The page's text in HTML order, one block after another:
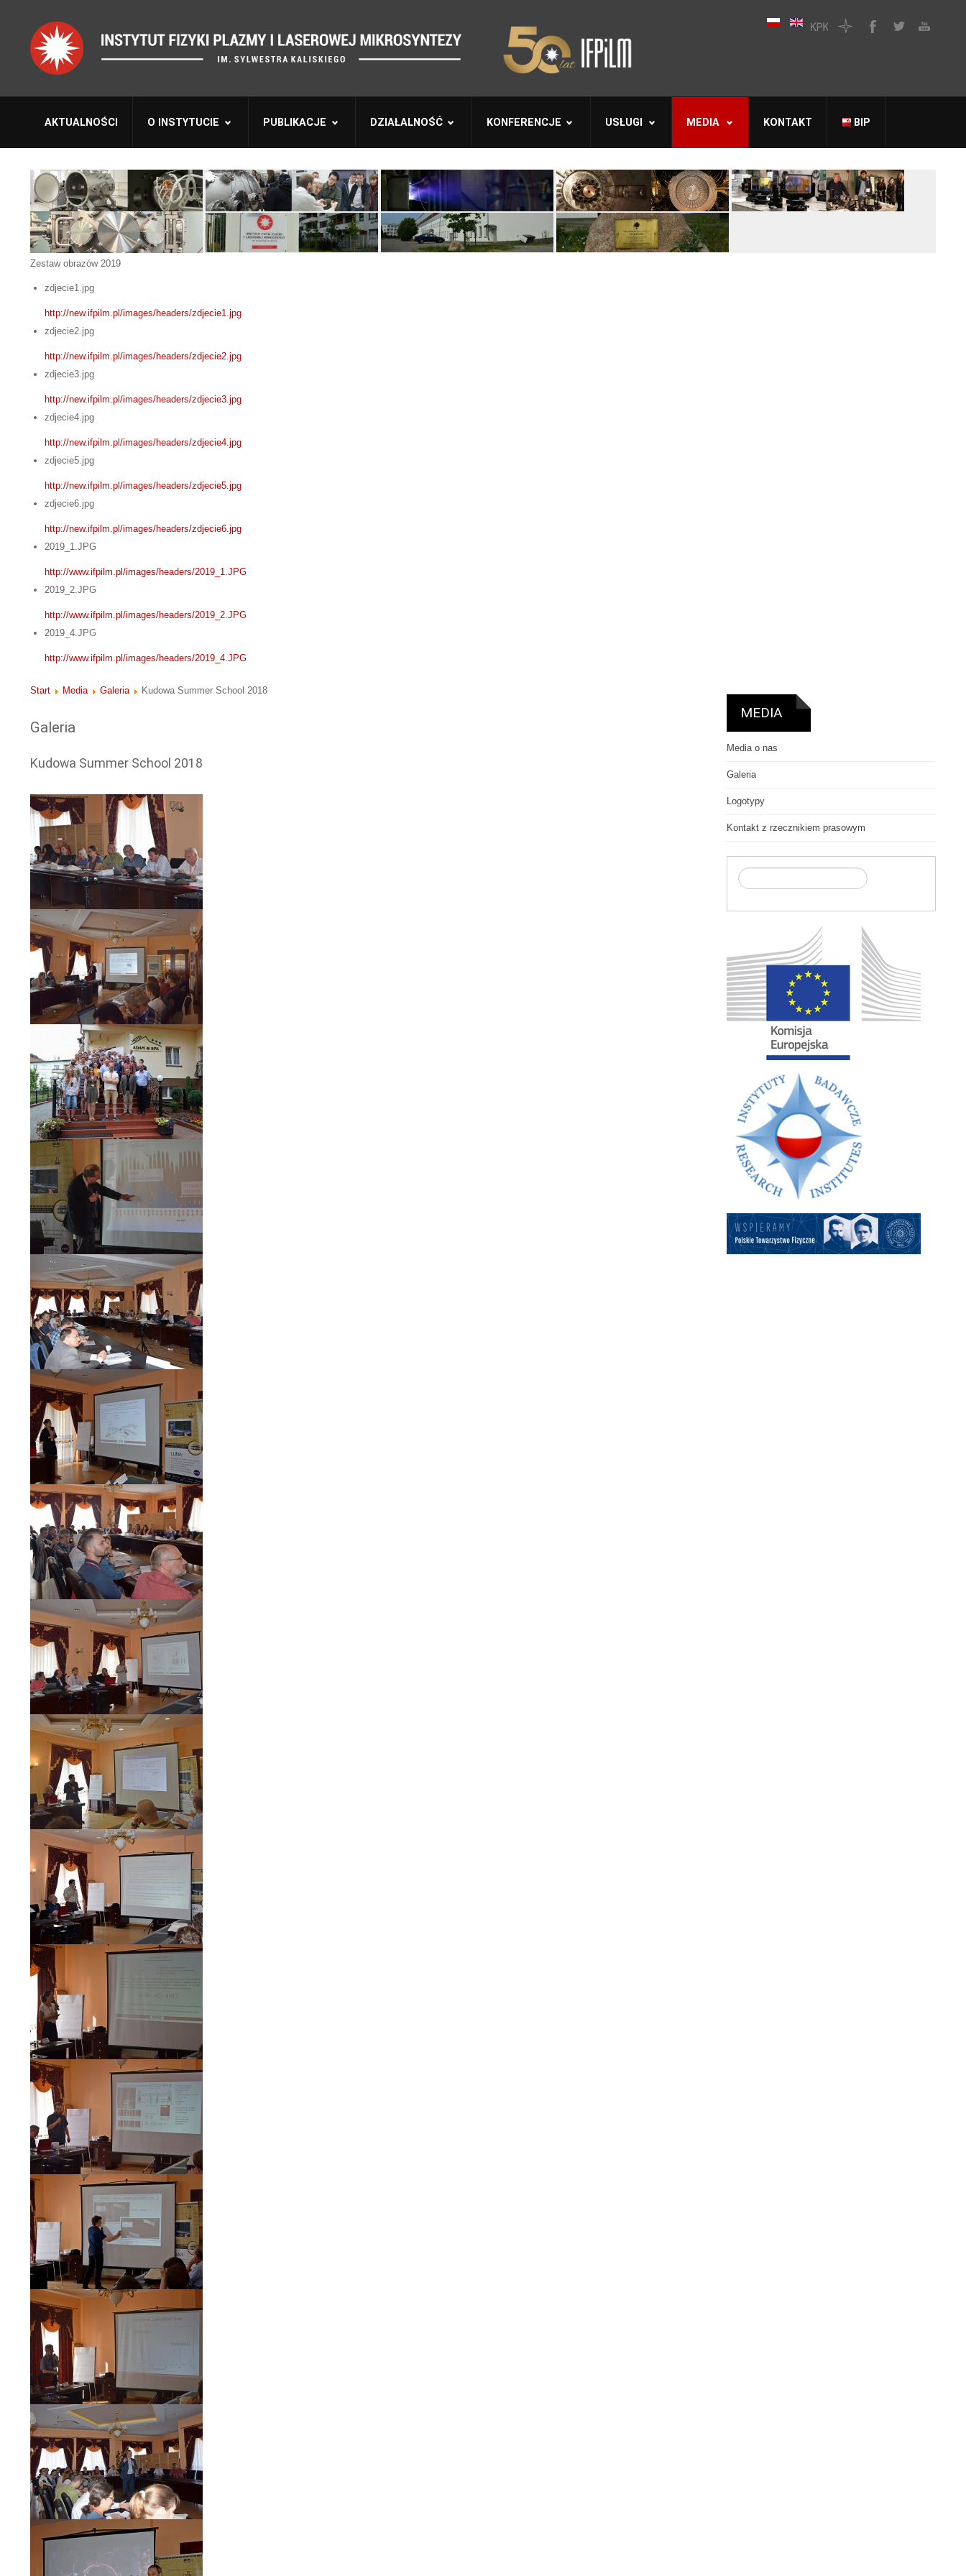
AKTUALNOŚCI O INSTYTUCIE PUBLIKACJE DZIAŁALNOŚĆ KONFERENCJE USŁUGI MEDIA KONTAKT BIP
Zestaw obrazów 2019
zdjecie1.jpg
http://new.ifpilm.pl/images/headers/zdjecie1.jpg
zdjecie2.jpg
http://new.ifpilm.pl/images/headers/zdjecie2.jpg
zdjecie3.jpg
http://new.ifpilm.pl/images/headers/zdjecie3.jpg
zdjecie4.jpg
http://new.ifpilm.pl/images/headers/zdjecie4.jpg
zdjecie5.jpg
http://new.ifpilm.pl/images/headers/zdjecie5.jpg
zdjecie6.jpg
http://new.ifpilm.pl/images/headers/zdjecie6.jpg
2019_1.JPG
http://www.ifpilm.pl/images/headers/2019_1.JPG
2019_2.JPG
http://www.ifpilm.pl/images/headers/2019_2.JPG
2019_4.JPG
http://www.ifpilm.pl/images/headers/2019_4.JPG
Start Media Galeria Kudowa Summer School 2018
Galeria
Kudowa Summer School 2018
MEDIA
Media o nas
Galeria
Logotypy
Kontakt z rzecznikiem prasowym